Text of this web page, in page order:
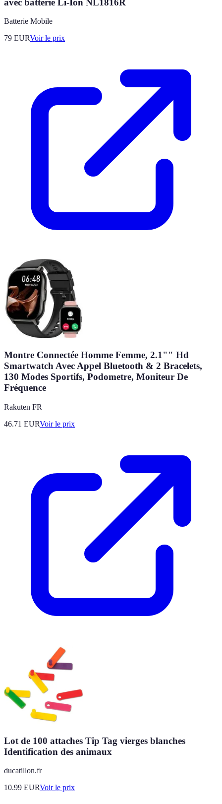
Batterie Mobile
79 EURVoir le prix
Montre Connectée Homme Femme, 2.1"" Hd
Smartwatch Avec Appel Bluetooth & 2 Bracelets,
130 Modes Sportifs, Podometre, Moniteur De
Fréquence
Rakuten FR
46.71 EURVoir le prix
Lot de 100 attaches Tip Tag vierges blanches
Identification des animaux
ducatillon.fr
10.99 EURVoir le prix